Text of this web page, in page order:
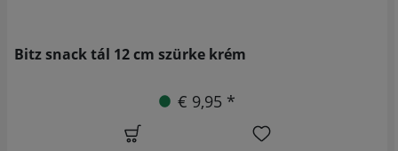
Bitz snack tál 12 cm szürke krém
€ 9,95 *